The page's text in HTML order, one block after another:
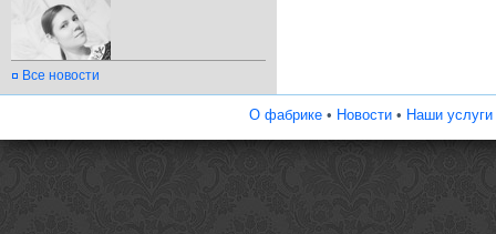
Все новости
О фабрике• Новости• Наши услуги